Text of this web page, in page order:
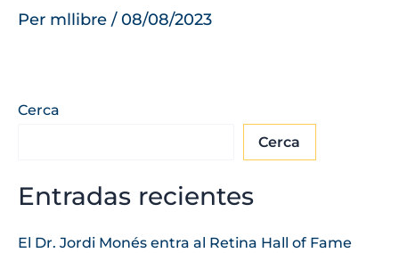
Per mllibre /08/08/2023
Cerca
Cerca
Entradas recientes
El Dr. Jordi Monés entra al Retina Hall of Fame